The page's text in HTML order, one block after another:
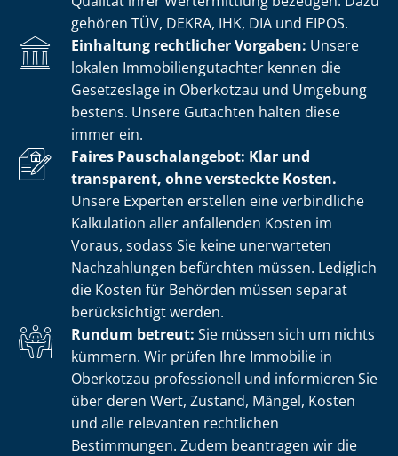
gehören TÜV, DEKRA, IHK, DIA und EIPOS.
Einhaltung rechtlicher Vorgaben: Unsere
lokalen Im­mo­bi­li­en­gut­ach­ter kennen die
Gesetzeslage in Oberkotzau und Umgebung
bestens. Unsere Gutachten halten diese
immer ein.
Faires Pauschalangebot: Klar und
transparent, ohne versteckte Kosten.
Unsere Experten erstellen eine verbindliche
Kalkulation aller anfallenden Kosten im
Voraus, sodass Sie keine unerwarteten
Nachzahlungen befürchten müssen. Lediglich
die Kosten für Behörden müssen separat
berücksichtigt werden.
Rundum betreut: Sie müssen sich um nichts
kümmern. Wir prüfen Ihre Immobilie in
Oberkotzau professionell und informieren Sie
über deren Wert, Zustand, Mängel, Kosten
und alle relevanten rechtlichen
Bestimmungen. Zudem beantragen wir die